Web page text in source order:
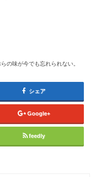
の味が今でも忘れられない。
シェア
Google+
feedly